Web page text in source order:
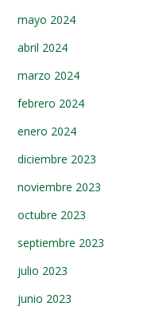
mayo 2024
abril 2024
marzo 2024
febrero 2024
enero 2024
diciembre 2023
noviembre 2023
octubre 2023
septiembre 2023
julio 2023
junio 2023